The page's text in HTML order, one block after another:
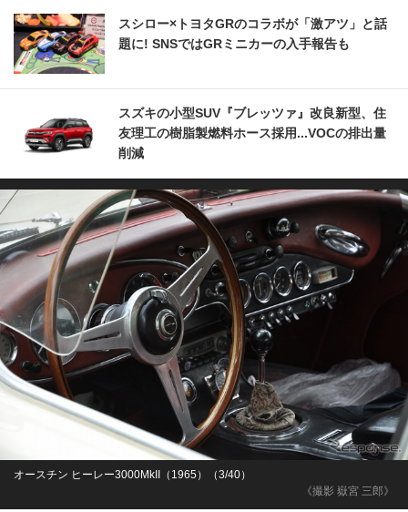
スシロー×トヨタGRのコラボが「激アツ」と話
題に! SNSではGRミニカーの入手報告も
スズキの小型SUV『ブレッツァ』改良新型、住
友理工の樹脂製燃料ホース採用...VOCの排出量
削減
《撮影 嶽宮 三郎》
オースチン ヒーレー3000MkII（1965）（3/40）